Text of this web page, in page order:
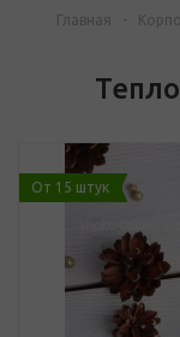
Главная -
От 15 штук